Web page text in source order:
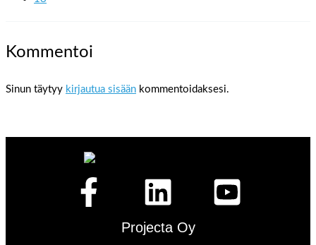
Kommentoi
Sinun täytyy kirjautua sisään kommentoidaksesi.
Projecta Oy